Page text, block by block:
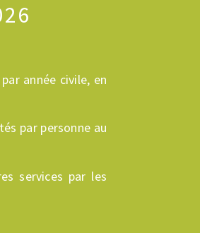
année civile, en
par personne au
services par les